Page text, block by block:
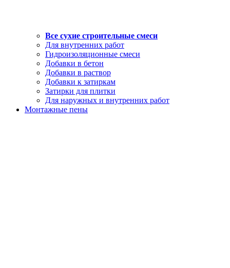
Все сухие строительные смеси
Для внутренних работ
Гидроизоляционные смеси
Добавки в бетон
Добавки в раствор
Добавки к затиркам
Затирки для плитки
Для наружных и внутренних работ
Монтажные пены